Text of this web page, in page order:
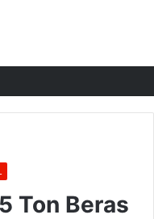
Ton Beras